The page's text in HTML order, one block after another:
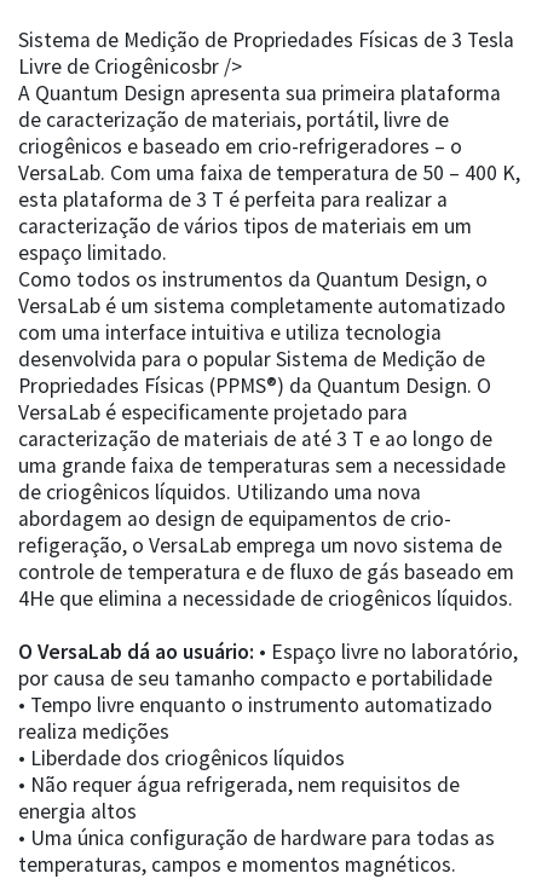
Sistema de Medição de Propriedades Físicas de 3 Tesla
Livre de Criogênicosbr />
A Quantum Design apresenta sua primeira plataforma
de caracterização de materiais, portátil, livre de
criogênicos e baseado em crio-refrigeradores – o
VersaLab. Com uma faixa de temperatura de 50 – 400 K,
esta plataforma de 3 T é perfeita para realizar a
caracterização de vários tipos de materiais em um
espaço limitado.
Como todos os instrumentos da Quantum Design, o
VersaLab é um sistema completamente automatizado
com uma interface intuitiva e utiliza tecnologia
desenvolvida para o popular Sistema de Medição de
Propriedades Físicas (PPMS®) da Quantum Design. O
VersaLab é especificamente projetado para
caracterização de materiais de até 3 T e ao longo de
uma grande faixa de temperaturas sem a necessidade
de criogênicos líquidos. Utilizando uma nova
abordagem ao design de equipamentos de crio-
refigeração, o VersaLab emprega um novo sistema de
controle de temperatura e de fluxo de gás baseado em
4He que elimina a necessidade de criogênicos líquidos.
O VersaLab dá ao usuário: • Espaço livre no laboratório,
por causa de seu tamanho compacto e portabilidade
• Tempo livre enquanto o instrumento automatizado
realiza medições
• Liberdade dos criogênicos líquidos
• Não requer água refrigerada, nem requisitos de
energia altos
• Uma única configuração de hardware para todas as
temperaturas, campos e momentos magnéticos.